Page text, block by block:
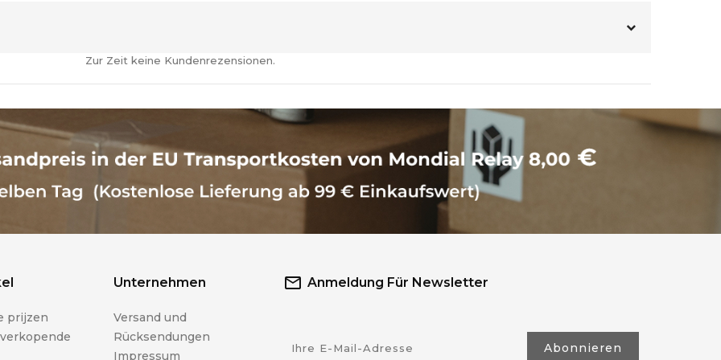
Zur Zeit keine Kundenrezensionen.
Anmeldung Für Newsletter
prijzen
Unternehmen
Versand und
Rücksendungen
Impressum